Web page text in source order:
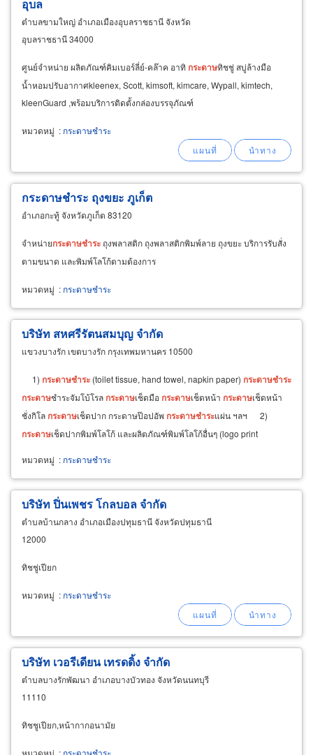
อุบล
ตำบลขามใหญ่ อำเภอเมืองอุบลราชธานี จังหวัด
อุบลราชธานี 34000
ศูนย์จำหน่าย ผลิตภัณฑ์คิมเบอร์ลี่ย์-คล๊าค อาทิ กระดาษทิชชู่ สบู่ล้างมือ
น้ำหอมปรับอากาศkleenex, Scott, kimsoft, kimcare, Wypall, kimtech,
kleenGuard ,พร้อมบริการติดตั้งกล่องบรรจุภัณฑ์
หมวดหมู่ : กระดาษชำระ
กระดาษชำระ ถุงขยะ ภูเก็ต
อำเภอกะทู้ จังหวัดภูเก็ต 83120
จำหน่ายกระดาษชำระ ถุงพลาสติก ถุงพลาสติกพิมพ์ลาย ถุงขยะ บริการรับสั่ง
ตามขนาด และพิมพ์โลโก้ตามต้องการ
หมวดหมู่ : กระดาษชำระ
บริษัท สหศรีรัตนสมบุญ จำกัด
แขวงบางรัก เขตบางรัก กรุงเทพมหานคร 10500
1) กระดาษชำระ (toilet tissue, hand towel, napkin paper) กระดาษชำระ
กระดาษชำระจัมโบ้โรล กระดาษเช็ดมือ กระดาษเช็ดหน้า กระดาษเช็ดหน้า
ชั่งกิโล กระดาษเช็ดปาก กระดาษป๊อปอัพ กระดาษชำระแผ่น ฯลฯ 2)
กระดาษเช็ดปากพิมพ์โลโก้ และผลิตภัณฑ์พิมพ์โลโก้อื่นๆ (logo print
หมวดหมู่ : กระดาษชำระ
บริษัท ปิ่นเพชร โกลบอล จำกัด
ตำบลบ้านกลาง อำเภอเมืองปทุมธานี จังหวัดปทุมธานี
12000
ทิชชู่เปียก
หมวดหมู่ : กระดาษชำระ
บริษัท เวอรีเดียน เทรดดิ้ง จำกัด
ตำบลบางรักพัฒนา อำเภอบางบัวทอง จังหวัดนนทบุรี
11110
ทิชชูเปียก,หน้ากากอนามัย
หมวดหมู่ : กระดาษชำระ